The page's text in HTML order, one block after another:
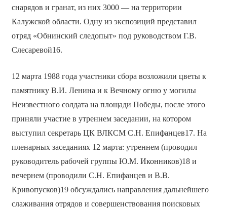
снарядов и гранат, из них 3000 — на территории
Калужской области. Одну из экспозиций представил
отряд «Обнинский следопыт» под руководством Г.В.
Слесаревой16.
12 марта 1988 года участники сбора возложили цветы к
памятнику В.И. Ленина и к Вечному огню у могилы
Неизвестного солдата на площади Победы, после этого
приняли участие в утреннем заседании, на котором
выступил секретарь ЦК ВЛКСМ С.Н. Епифанцев17. На
пленарных заседаниях 12 марта: утреннем (проводил
руководитель рабочей группы Ю.М. Иконников)18 и
вечернем (проводили С.Н. Епифанцев и В.В.
Кривопусков)19 обсуждались направления дальнейшего
слаживания отрядов и совершенствования поисковых